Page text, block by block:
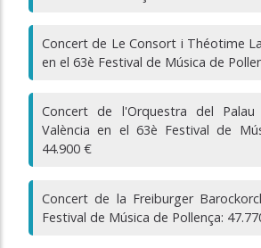
Concert de Le Consort i Théotime
en el 63è Festival de Música de
Concert de l'Orquestra del
València en el 63è Festival de
44.900 €
Concert de la Freiburger
Festival de Música de Pollença: